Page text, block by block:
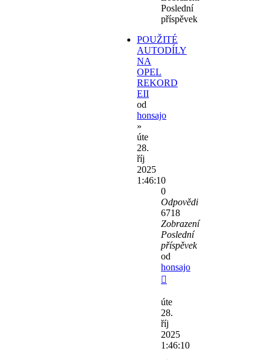
Poslední
příspěvek
POUŽITÉ
AUTODÍLY
NA
OPEL
REKORD
EII
od
honsajo
»
úte
28.
říj
2025
1:46:10
0
Odpovědi
6718
Zobrazení
Poslední
příspěvek
od
honsajo
úte
28.
říj
2025
1:46:10